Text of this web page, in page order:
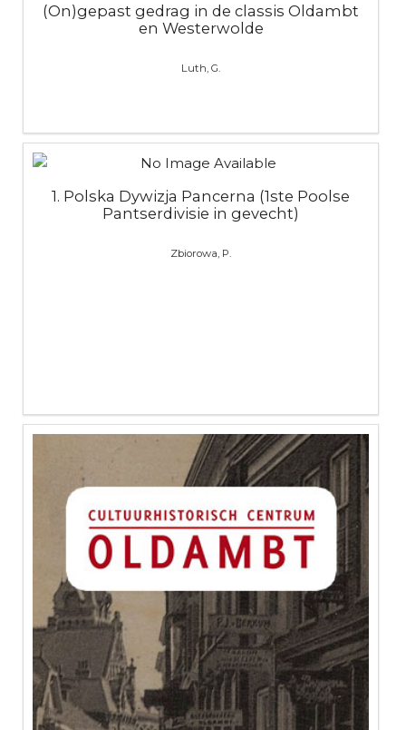
(On)gepast gedrag in de classis Oldambt
en Westerwolde
Luth, G.
1. Polska Dywizja Pancerna (1ste Poolse
Pantserdivisie in gevecht)
Zbiorowa, P.